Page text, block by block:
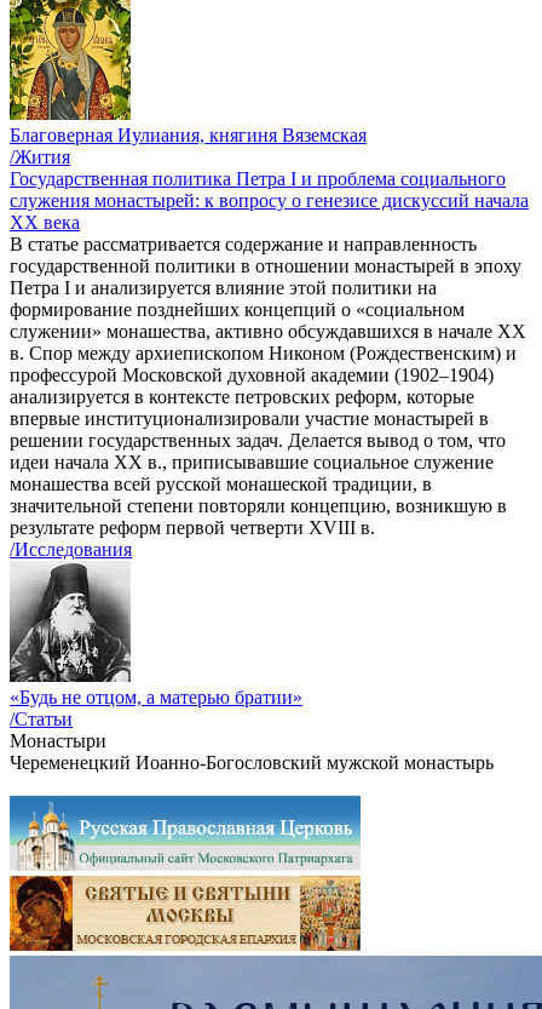
Благоверная Иулиания, княгиня Вяземская
/Жития
Государственная политика Петра I и проблема социального
служения монастырей: к вопросу о генезисе дискуссий начала
ХХ века
В статье рассматривается содержание и направленность
государственной политики в отношении монастырей в эпоху
Петра I и анализируется влияние этой политики на
формирование позднейших концепций о «социальном
служении» монашества, активно обсуждавшихся в начале XX
в. Спор между архиепископом Никоном (Рождественским) и
профессурой Московской духовной академии (1902–1904)
анализируется в контексте петровских реформ, которые
впервые институционализировали участие монастырей в
решении государственных задач. Делается вывод о том, что
идеи начала ХХ в., приписывавшие социальное служение
монашества всей русской монашеской традиции, в
значительной степени повторяли концепцию, возникшую в
результате реформ первой четверти XVIII в.
/Исследования
«Будь не отцом, а матерью братии»
/Статьи
Монастыри
Череменецкий Иоанно-Богословский мужской монастырь